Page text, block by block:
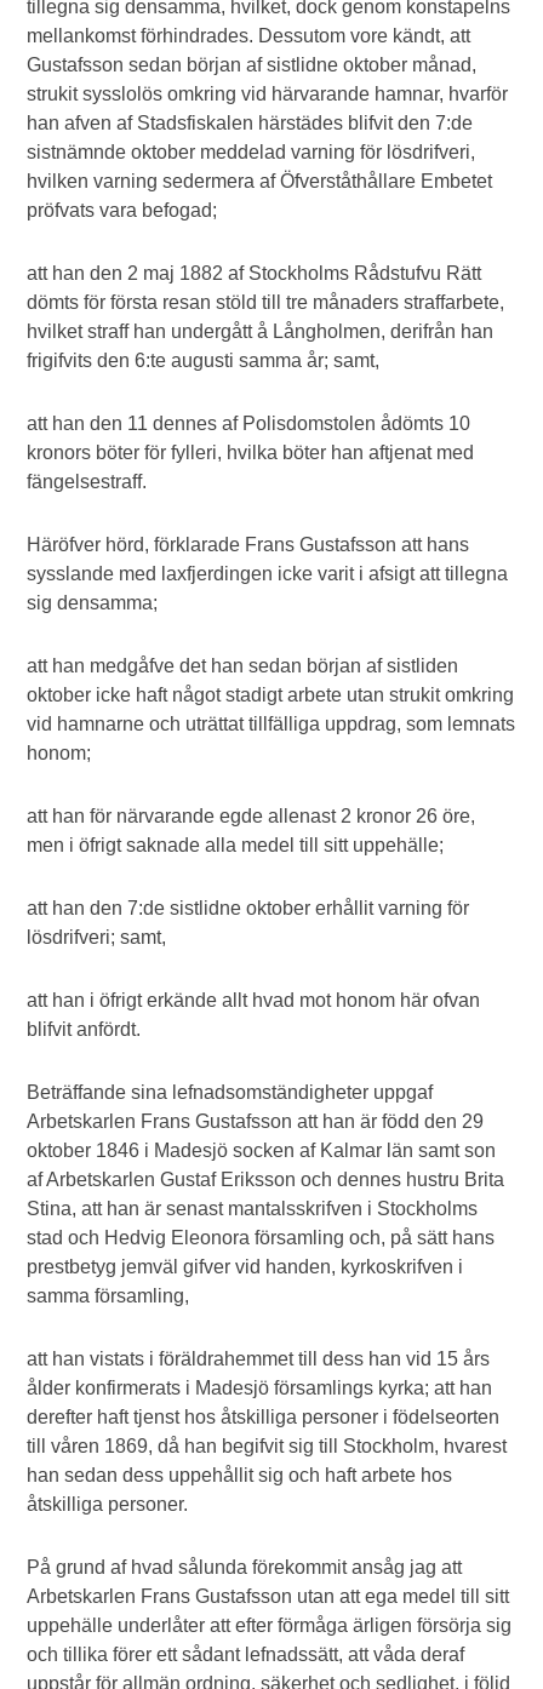
tillegna sig densamma, hvilket, dock genom konstapelns
mellankomst förhindrades. Dessutom vore kändt, att
Gustafsson sedan början af sistlidne oktober månad,
strukit sysslolös omkring vid härvarande hamnar, hvarför
han afven af Stadsfiskalen härstädes blifvit den 7:de
sistnämnde oktober meddelad varning för lösdrifveri,
hvilken varning sedermera af Öfverståthållare Embetet
pröfvats vara befogad;
att han den 2 maj 1882 af Stockholms Rådstufvu Rätt
dömts för första resan stöld till tre månaders straffarbete,
hvilket straff han undergått å Långholmen, derifrån han
frigifvits den 6:te augusti samma år; samt,
att han den 11 dennes af Polisdomstolen ådömts 10
kronors böter för fylleri, hvilka böter han aftjenat med
fängelsestraff.
Häröfver hörd, förklarade Frans Gustafsson att hans
sysslande med laxfjerdingen icke varit i afsigt att tillegna
sig densamma;
att han medgåfve det han sedan början af sistliden
oktober icke haft något stadigt arbete utan strukit omkring
vid hamnarne och uträttat tillfälliga uppdrag, som lemnats
honom;
att han för närvarande egde allenast 2 kronor 26 öre,
men i öfrigt saknade alla medel till sitt uppehälle;
att han den 7:de sistlidne oktober erhållit varning för
lösdrifveri; samt,
att han i öfrigt erkände allt hvad mot honom här ofvan
blifvit anfördt.
Beträffande sina lefnadsomständigheter uppgaf
Arbetskarlen Frans Gustafsson att han är född den 29
oktober 1846 i Madesjö socken af Kalmar län samt son
af Arbetskarlen Gustaf Eriksson och dennes hustru Brita
Stina, att han är senast mantalsskrifven i Stockholms
stad och Hedvig Eleonora församling och, på sätt hans
prestbetyg jemväl gifver vid handen, kyrkoskrifven i
samma församling,
att han vistats i föräldrahemmet till dess han vid 15 års
ålder konfirmerats i Madesjö församlings kyrka; att han
derefter haft tjenst hos åtskilliga personer i födelseorten
till våren 1869, då han begifvit sig till Stockholm, hvarest
han sedan dess uppehållit sig och haft arbete hos
åtskilliga personer.
På grund af hvad sålunda förekommit ansåg jag att
Arbetskarlen Frans Gustafsson utan att ega medel till sitt
uppehälle underlåter att efter förmåga ärligen försörja sig
och tillika förer ett sådant lefnadssätt, att våda deraf
uppstår för allmän ordning, säkerhet och sedlighet, i följd